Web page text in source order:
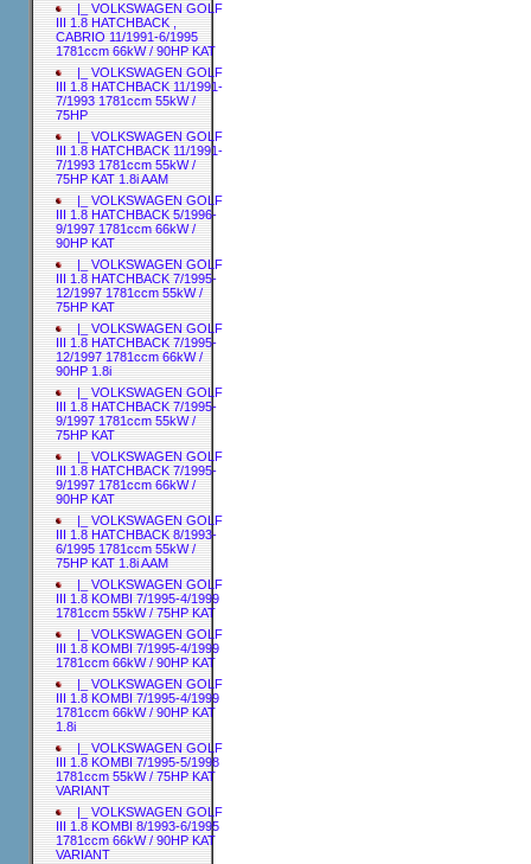
|_ VOLKSWAGEN GOLF
III 1.8 HATCHBACK ,
CABRIO 11/1991-6/1995
1781ccm 66kW / 90HP KAT
|_ VOLKSWAGEN GOLF
III 1.8 HATCHBACK 11/1991-
7/1993 1781ccm 55kW /
75HP
|_ VOLKSWAGEN GOLF
III 1.8 HATCHBACK 11/1991-
7/1993 1781ccm 55kW /
75HP KAT 1.8i AAM
|_ VOLKSWAGEN GOLF
III 1.8 HATCHBACK 5/1996-
9/1997 1781ccm 66kW /
90HP KAT
|_ VOLKSWAGEN GOLF
III 1.8 HATCHBACK 7/1995-
12/1997 1781ccm 55kW /
75HP KAT
|_ VOLKSWAGEN GOLF
III 1.8 HATCHBACK 7/1995-
12/1997 1781ccm 66kW /
90HP 1.8i
|_ VOLKSWAGEN GOLF
III 1.8 HATCHBACK 7/1995-
9/1997 1781ccm 55kW /
75HP KAT
|_ VOLKSWAGEN GOLF
III 1.8 HATCHBACK 7/1995-
9/1997 1781ccm 66kW /
90HP KAT
|_ VOLKSWAGEN GOLF
III 1.8 HATCHBACK 8/1993-
6/1995 1781ccm 55kW /
75HP KAT 1.8i AAM
|_ VOLKSWAGEN GOLF
III 1.8 KOMBI 7/1995-4/1999
1781ccm 55kW / 75HP KAT
|_ VOLKSWAGEN GOLF
III 1.8 KOMBI 7/1995-4/1999
1781ccm 66kW / 90HP KAT
|_ VOLKSWAGEN GOLF
III 1.8 KOMBI 7/1995-4/1999
1781ccm 66kW / 90HP KAT
1.8i
|_ VOLKSWAGEN GOLF
III 1.8 KOMBI 7/1995-5/1998
1781ccm 55kW / 75HP KAT
VARIANT
|_ VOLKSWAGEN GOLF
III 1.8 KOMBI 8/1993-6/1995
1781ccm 66kW / 90HP KAT
VARIANT